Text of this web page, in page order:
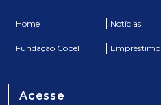
Home Notícias
Fundação Copel Empréstimo
Acesse